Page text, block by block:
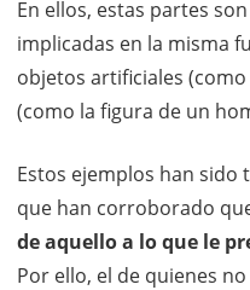
En ellos, estas partes
implicadas en la misma
objetos artificiales
(como la figura de un
Estos ejemplos han sido
que han corroborado
de aquello a lo que le
Por ello, el de quienes